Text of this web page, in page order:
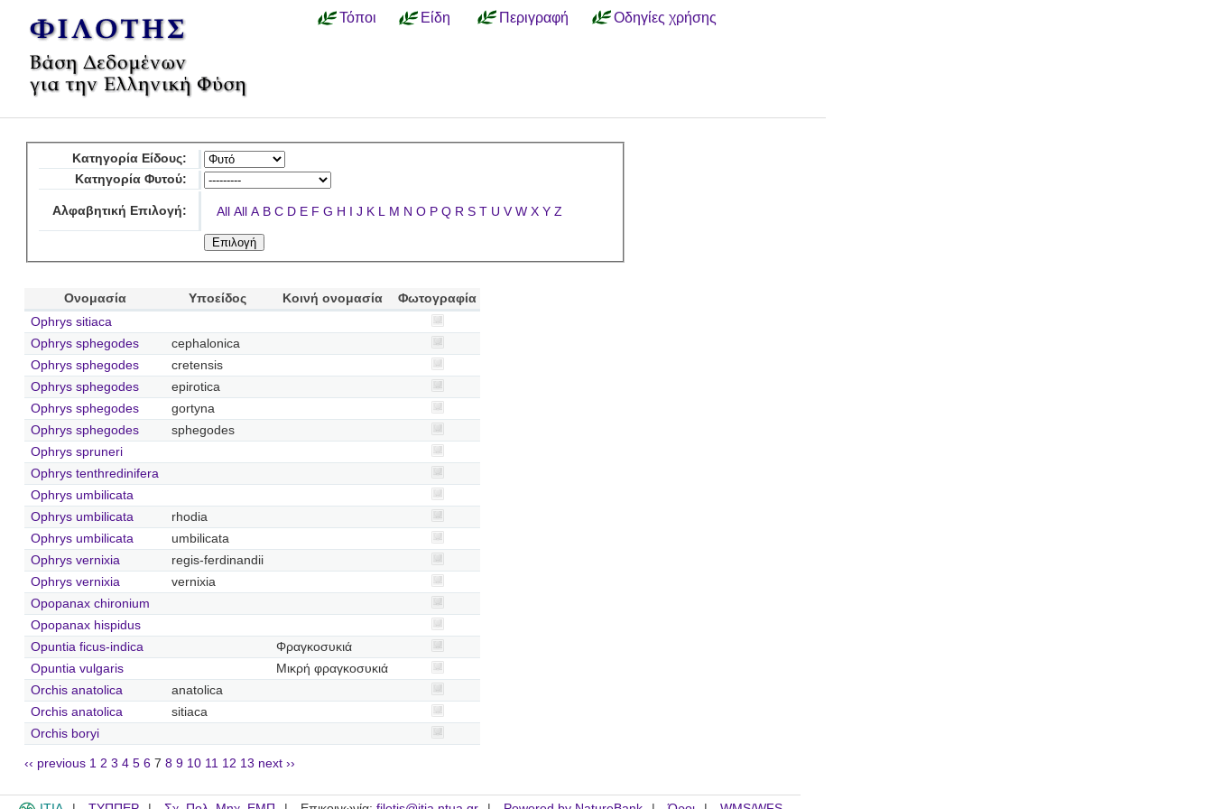
Τόποι Είδη Περιγραφή Οδηγίες χρήσης
Κατηγορία Είδους:
Κατηγορία Φυτού:
Αλφαβητική Επιλογή: All All A B C D E F G H I J K L M N O P Q R S T U V W X Y Z
Ονομασία Υποείδος Κοινή ονομασία
Φωτογραφία
Ophrys sitiaca
Ophrys sphegodes
cephalonica
Ophrys sphegodes
cretensis
Ophrys sphegodes
epirotica
Ophrys sphegodes
gortyna
Ophrys sphegodes
sphegodes
Ophrys spruneri
Ophrys tenthredinifera
Ophrys umbilicata
Ophrys umbilicata
rhodia
Ophrys umbilicata
umbilicata
Ophrys vernixia
regis-ferdinandii
Ophrys vernixia
vernixia
Opopanax chironium
Opopanax hispidus
Opuntia ficus-indica
Φραγκοσυκιά
Opuntia vulgaris
Μικρή φραγκοσυκιά
Orchis anatolica
anatolica
Orchis anatolica
sitiaca
Orchis boryi
‹‹ previous 1 2 3 4 5 6 7 8 9 10 11 12 13 next ››